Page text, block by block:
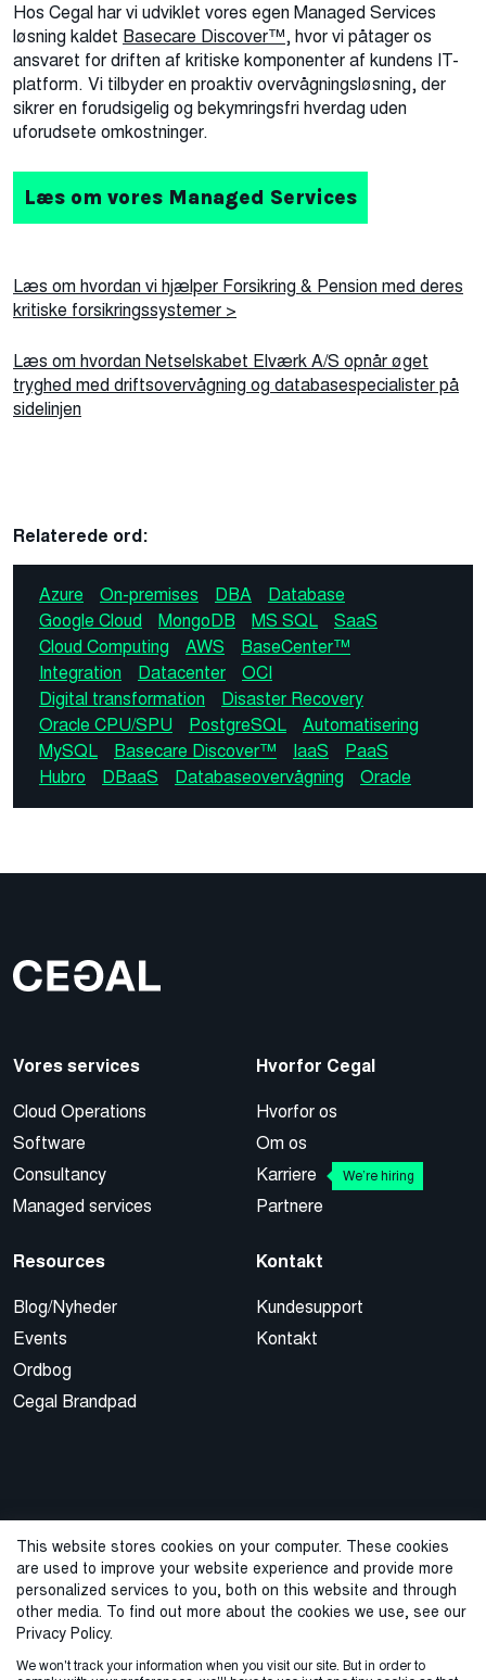
This website stores cookies on your computer. These cookies
are used to improve your website experience and provide more
personalized services to you, both on this website and through
other media. To find out more about the cookies we use, see our
Privacy Policy.
We won't track your information when you visit our site. But in order to
Hos Cegal har vi udviklet vores egen Managed Services
løsning kaldet Basecare Discover™, hvor vi påtager os
ansvaret for driften af kritiske komponenter af kundens IT-
platform. Vi tilbyder en proaktiv overvågningsløsning, der
sikrer en forudsigelig og bekymringsfri hverdag uden
uforudsete omkostninger.
Læs om vores Managed Services
Læs om hvordan vi hjælper Forsikring & Pension med deres
kritiske forsikringssystemer >
Læs om hvordan Netselskabet Elværk A/S opnår øget
tryghed med driftsovervågning og databasespecialister på
sidelinjen
Relaterede ord:
Azure On-premises DBA
Database
Google Cloud
MongoDB MS SQL
SaaS
Cloud Computing
AWS
BaseCenter™
Integration
Datacenter
OCI
Digital transformation
Disaster Recovery
Oracle CPU/SPU
PostgreSQL
Automatisering
MySQL
Basecare Discover™ IaaS
PaaS
Hubro
DBaaS Databaseovervågning Oracle
Vores services
Cloud Operations
Software
Consultancy
Managed services
Hvorfor Cegal
Hvorfor os
Om os
Karriere
We’re hiring
Partnere
Resources
Blog/Nyheder
Events
Ordbog
Cegal Brandpad
Kontakt
Kundesupport
Kontakt
© 2026 Cegal
Privacy Policy